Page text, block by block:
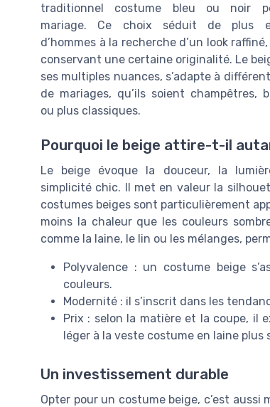
traditionnel costume bleu ou noir
mariage. Ce choix séduit de plus
d’hommes à la recherche d’un look
conservant une certaine originalité. Le
ses multiples nuances, s’adapte à
de mariages, qu’ils soient champêtres,
ou plus classiques.
Pourquoi le beige attire-t-il
Le beige évoque la douceur, la
simplicité chic. Il met en valeur la
costumes beiges sont particulièrement
moins la chaleur que les couleurs
comme la laine, le lin ou les mélanges,
Polyvalence : un costume beige
couleurs.
Modernité : il s’inscrit dans les
Prix : selon la matière et la coupe, il
léger à la veste costume en laine plus
Un investissement durable
Opter pour un costume beige, c’est